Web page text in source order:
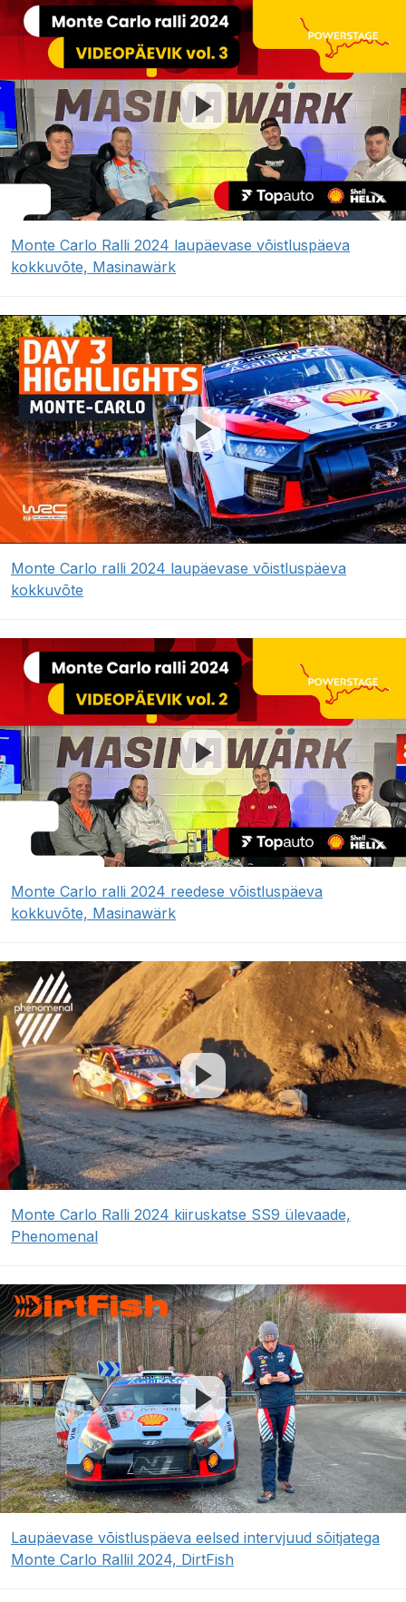
Monte Carlo Ralli 2024 laupäevase võistluspäeva
kokkuvõte, Masinawärk
Monte Carlo ralli 2024 laupäevase võistluspäeva
kokkuvõte
Monte Carlo ralli 2024 reedese võistluspäeva
kokkuvõte, Masinawärk
Monte Carlo Ralli 2024 kiiruskatse SS9 ülevaade,
Phenomenal
Laupäevase võistluspäeva eelsed intervjuud sõitjatega
Monte Carlo Rallil 2024, DirtFish